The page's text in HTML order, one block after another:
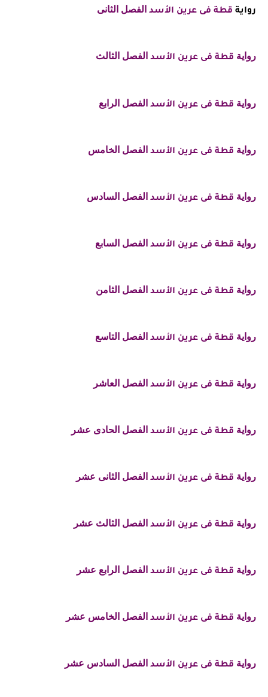
رواية قطة فى عرين الأسد الفصل الثانى
رواية قطة فى عرين الأسد الفصل الثالث
رواية قطة فى عرين الأسد الفصل الرابع
رواية قطة فى عرين الأسد الفصل الخامس
رواية قطة فى عرين الأسد الفصل السادس
رواية قطة فى عرين الأسد الفصل السابع
رواية قطة فى عرين الأسد الفصل الثامن
رواية قطة فى عرين الأسد الفصل التاسع
رواية قطة فى عرين الأسد الفصل العاشر
رواية قطة فى عرين الأسد الفصل الحادى عشر
رواية قطة فى عرين الأسد الفصل الثانى عشر
رواية قطة فى عرين الأسد الفصل الثالث عشر
رواية قطة فى عرين الأسد الفصل الرابع عشر
رواية قطة فى عرين الأسد الفصل الخامس عشر
رواية قطة فى عرين الأسد الفصل السادس عشر